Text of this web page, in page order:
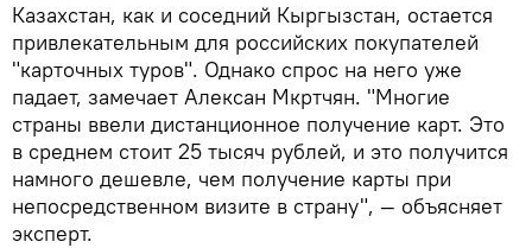
Казахстан, как и соседний Кыргызстан, остается
привлекательным для российских покупателей
"карточных туров". Однако спрос на него уже
падает, замечает Алексан Мкртчян. "Многие
страны ввели дистанционное получение карт. Это
в среднем стоит 25 тысяч рублей, и это получится
намного дешевле, чем получение карты при
непосредственном визите в страну", — объясняет
эксперт.